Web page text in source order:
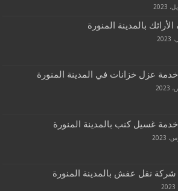
بالمدينة المنورة
عزل خزانات في المدينة المنورة
غسيل كنب بالمدينة المنورة
نقل عفش بالمدينة المنورة